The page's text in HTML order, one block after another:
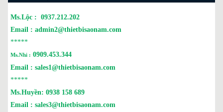
Ms.Lộc : 0937.212.202
Email : admin2@thietbisaonam.com
*****
Ms.Nhi : 0909.453.344
Email : sales1@thietbisaonam.com
*****
Ms.Huyền: 0938 158 689
Email : sales3@thietbisaonam.com